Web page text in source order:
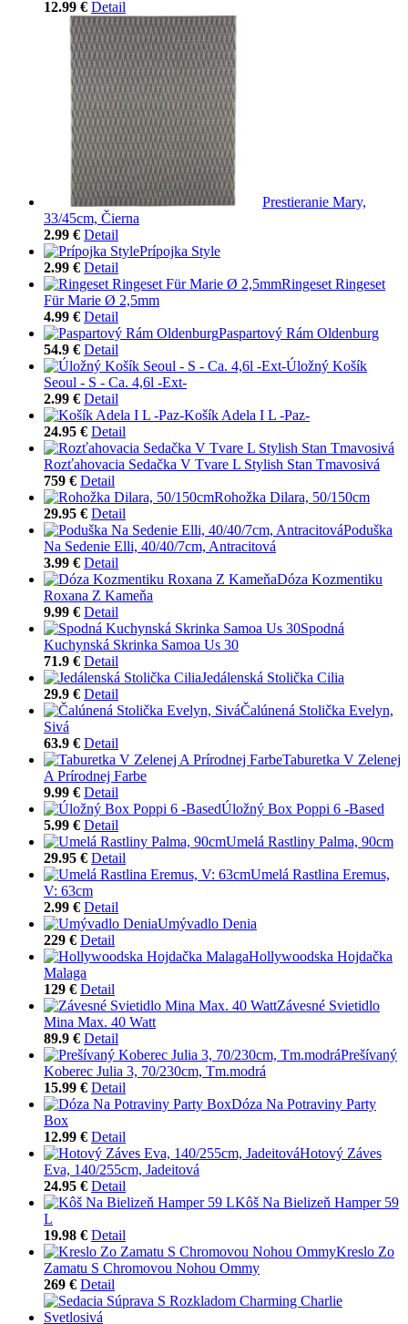
12.99 € Detail
Prestieranie Mary,
33/45cm, Čierna
2.99 € Detail
Prípojka Style
2.99 € Detail
Ringeset Ringeset
Für Marie Ø 2,5mm
4.99 € Detail
Paspartový Rám Oldenburg
54.9 € Detail
Úložný Košík
Seoul - S - Ca. 4,6l -Ext-
2.99 € Detail
Košík Adela I L -Paz-
24.95 € Detail
Rozťahovacia Sedačka V Tvare L Stylish Stan Tmavosivá
759 € Detail
Rohožka Dilara, 50/150cm
29.95 € Detail
Poduška
Na Sedenie Elli, 40/40/7cm, Antracitová
3.99 € Detail
Dóza Kozmentiku
Roxana Z Kameňa
9.99 € Detail
Spodná
Kuchynská Skrinka Samoa Us 30
71.9 € Detail
Jedálenská Stolička Cilia
29.9 € Detail
Čalúnená Stolička Evelyn,
Sivá
63.9 € Detail
Taburetka V Zelenej
A Prírodnej Farbe
9.99 € Detail
Úložný Box Poppi 6 -Based
5.99 € Detail
Umelá Rastliny Palma, 90cm
29.95 € Detail
Umelá Rastlina Eremus,
V: 63cm
2.99 € Detail
Umývadlo Denia
229 € Detail
Hollywoodska Hojdačka
Malaga
129 € Detail
Závesné Svietidlo
Mina Max. 40 Watt
89.9 € Detail
Prešívaný
Koberec Julia 3, 70/230cm, Tm.modrá
15.99 € Detail
Dóza Na Potraviny Party
Box
12.99 € Detail
Hotový Záves
Eva, 140/255cm, Jadeitová
24.95 € Detail
Kôš Na Bielizeň Hamper 59
L
19.98 € Detail
Kreslo Zo
Zamatu S Chromovou Nohou Ommy
269 € Detail